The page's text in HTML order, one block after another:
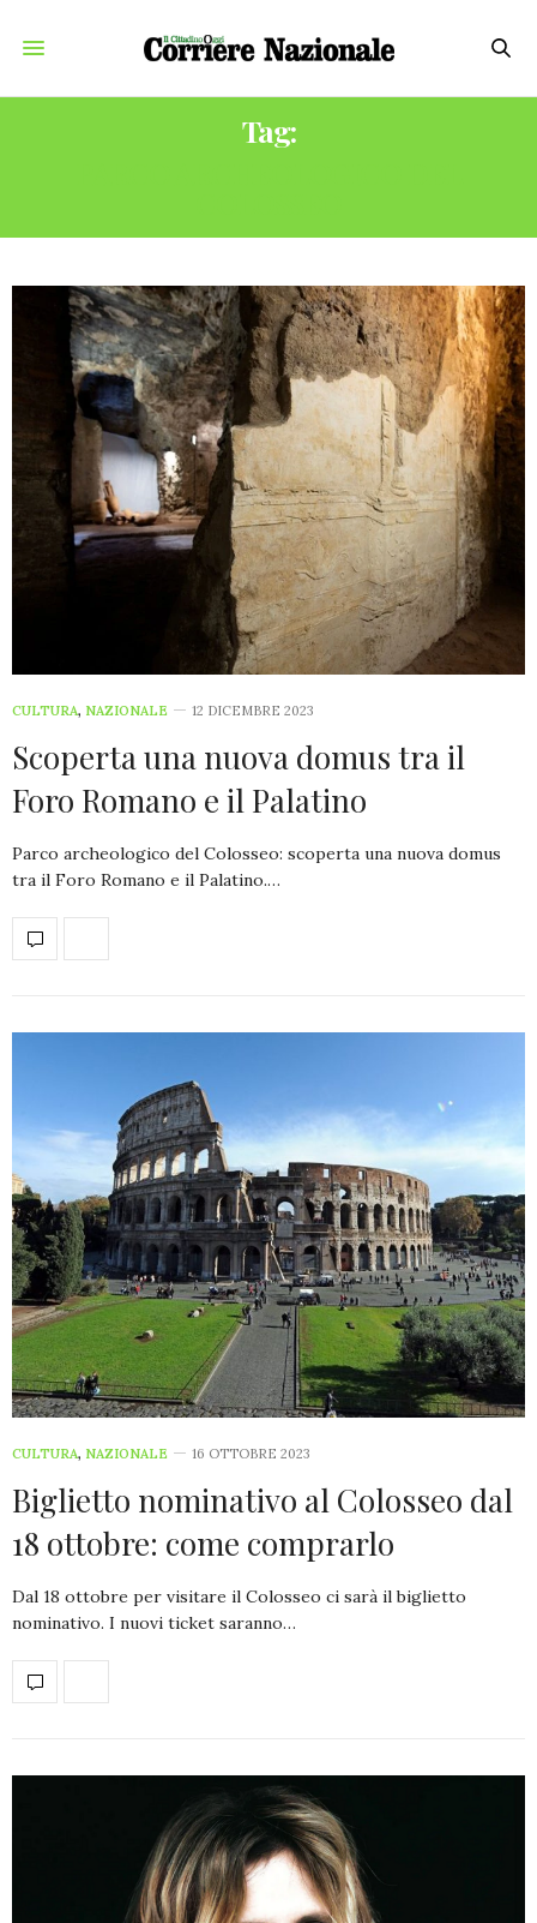
Tag:
CULTURA, NAZIONALE 12 DICEMBRE 2023
Scoperta una nuova domus tra il
Foro Romano e il Palatino
Parco archeologico del Colosseo: scoperta una nuova domus
tra il Foro Romano e il Palatino.…
CULTURA, NAZIONALE 16 OTTOBRE 2023
Biglietto nominativo al Colosseo dal
18 ottobre: come comprarlo
Dal 18 ottobre per visitare il Colosseo ci sarà il biglietto
nominativo. I nuovi ticket saranno…